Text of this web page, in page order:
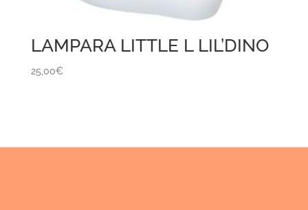
LAMPARA LITTLE L LIL’DINO
25,00€